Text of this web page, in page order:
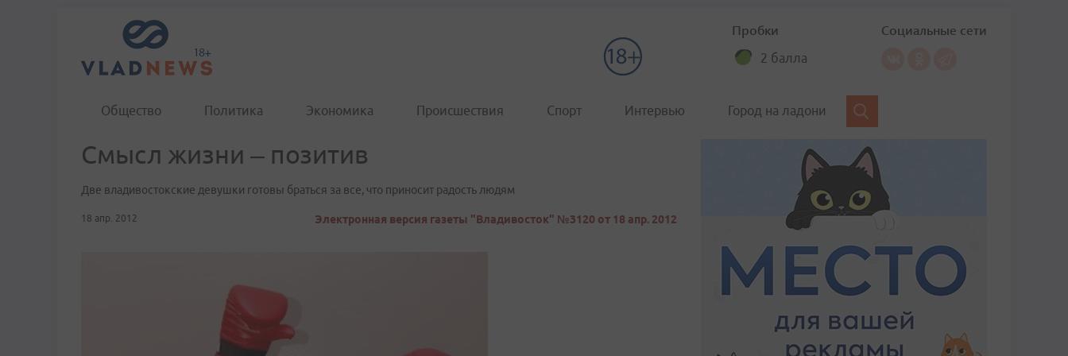
Пробки
2 балла
Социальные сети
Общество Политика Экономика Происшествия Спорт Интервью Город на ладони
Смысл жизни – позитив
Две владивостокские девушки готовы браться за все, что приносит радость людям
18 апр. 2012 Электронная версия газеты "Владивосток" №3120 от 18 апр. 2012